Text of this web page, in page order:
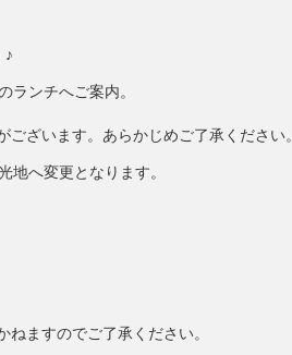
♪
ンチへご案内。
ざいます。あらかじめご了承ください。
へ変更となります。
ますのでご了承ください。